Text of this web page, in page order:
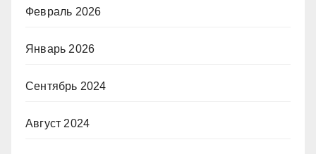
Февраль 2026
Январь 2026
Сентябрь 2024
Август 2024